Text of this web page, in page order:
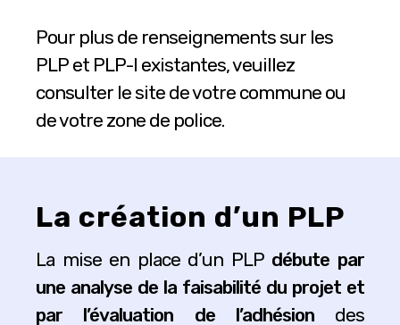
Pour plus de renseignements sur les
PLP et PLP-I existantes, veuillez
consulter le site de votre commune ou
de votre zone de police.
La création d’un PLP
La mise en place d’un PLP débute par
une analyse de la faisabilité du projet et
par l’évaluation de l’adhésiondes